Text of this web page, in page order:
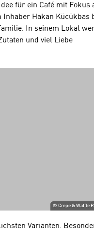
für ein Café mit Fokus
Inhaber Hakan Kücükbas
In seinem Lokal
und viel Liebe
©Crepe & Waffle
Varianten.